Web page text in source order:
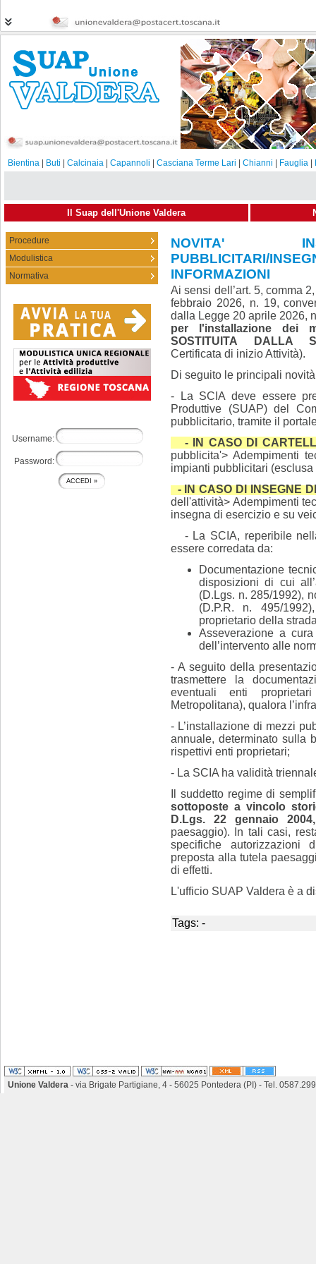
Bientina Buti Calcinaia Capannoli Casciana Terme Lari Chianni Fauglia
Il Suap dell'Unione Valdera
Procedure
Modulistica
Normativa
Username:
Password:
NOVITA'
PUBBLICITARI/
INFORMAZIONI
25-05-2026
Condividi
Ai sensi dell’art. 5, comma
febbraio 2026, n. 19,
dalla Legge 20 aprile 2026,
per l'installazione dei
SOSTITUITA DALLA
Certificata di inizio Attività).
Di seguito le principali
- La SCIA deve essere
Produttive (SUAP) del
pubblicitario, tramite il
- IN CASO DI
pubblicita'> Adempimenti
impianti pubblicitari (esclusa
- IN CASO DI INSEGNE
dell'attività> Adempimenti
insegna di esercizio e su
- La SCIA, reperibile
essere corredata da:
Documentazione
disposizioni di cui
(D.Lgs. n. 285/1992),
(D.P.R. n. 495/
proprietario della
Asseverazione a
dell’intervento alle
- A seguito della
trasmettere la
eventuali enti
Metropolitana), qualora
- L’installazione di mezzi
annuale, determinato sulla
rispettivi enti proprietari;
- La SCIA ha validità
Il suddetto regime di
sottoposte a vincolo
D.Lgs. 22 gennaio
paesaggio). In tali casi,
specifiche autorizzazioni
preposta alla tutela
di effetti.
L'ufficio SUAP Valdera è a
Tags: -
Unione Valdera - via Brigate Partigiane, 4 - 56025 Pontedera (PI) - Tel.